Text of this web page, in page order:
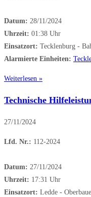
Datum: 28/11/2024
Uhrzeit: 01:38 Uhr
Einsatzort: Tecklenburg -
Alarmierte Einheiten:
Weiterlesen »
Technische
27/11/2024
Lfd. Nr.: 112-2024
Datum: 27/11/2024
Uhrzeit: 17:31 Uhr
Einsatzort: Ledde -